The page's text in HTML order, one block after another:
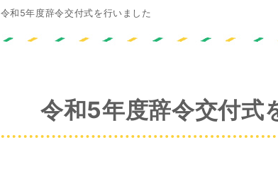
令和5年度辞令交付式を行いました
令和5年度辞令交付式